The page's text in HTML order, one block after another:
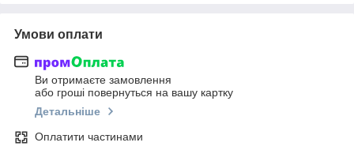
Умови оплати
Ви отримаєте замовлення
або гроші повернуться на вашу картку
Детальніше
Оплатити частинами